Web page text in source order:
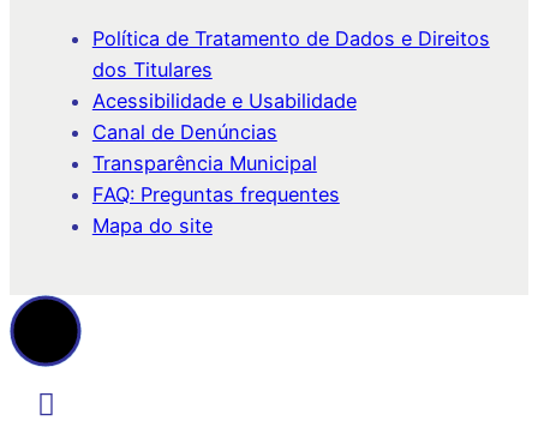
Política de Tratamento de Dados e Direitos
dos Titulares
Acessibilidade e Usabilidade
Canal de Denúncias
Transparência Municipal
FAQ: Preguntas frequentes
Mapa do site